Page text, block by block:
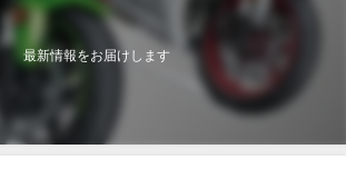
最新情報をお届けします